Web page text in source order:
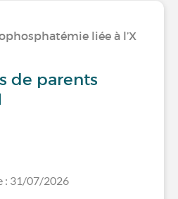
liée à l’X
de parents
: 31/07/2026